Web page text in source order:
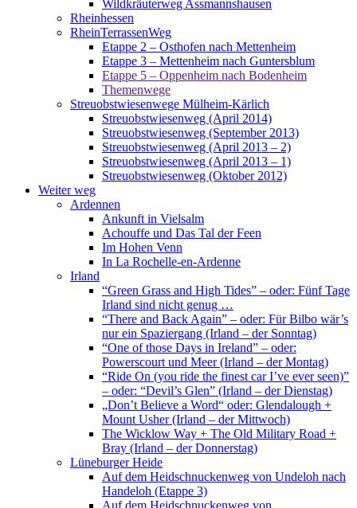
Wildkräuterweg Assmannshausen
Rheinhessen
RheinTerrassenWeg
Etappe 2 – Osthofen nach Mettenheim
Etappe 3 – Mettenheim nach Guntersblum
Etappe 5 – Oppenheim nach Bodenheim
Themenwege
Streuobstwiesenwege Mülheim-Kärlich
Streuobstwiesenweg (April 2014)
Streuobstwiesenweg (September 2013)
Streuobstwiesenweg (April 2013 – 2)
Streuobstwiesenweg (April 2013 – 1)
Streuobstwiesenweg (Oktober 2012)
Weiter weg
Ardennen
Ankunft in Vielsalm
Achouffe und Das Tal der Feen
Im Hohen Venn
In La Rochelle-en-Ardenne
Irland
“Green Grass and High Tides” – oder: Fünf Tage
Irland sind nicht genug …
“There and Back Again” – oder: Für Bilbo wär’s
nur ein Spaziergang (Irland – der Sonntag)
“One of those Days in Ireland” – oder:
Powerscourt und Meer (Irland – der Montag)
“Ride On (you ride the finest car I’ve ever seen)”
– oder: “Devil’s Glen” (Irland – der Dienstag)
„Don’t Believe a Word“ oder: Glendalough +
Mount Usher (Irland – der Mittwoch)
The Wicklow Way + The Old Military Road +
Bray (Irland – der Donnerstag)
Lüneburger Heide
Auf dem Heidschnuckenweg von Undeloh nach
Handeloh (Etappe 3)
Auf dem Heidschnuckenweg von